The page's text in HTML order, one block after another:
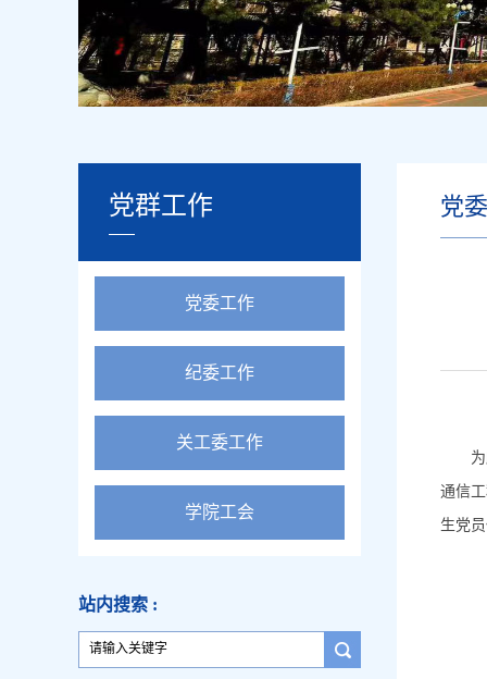
党群工作
党委工作
纪委工作
关工委工作
学院工会
站内搜索 :
党
通信
生党